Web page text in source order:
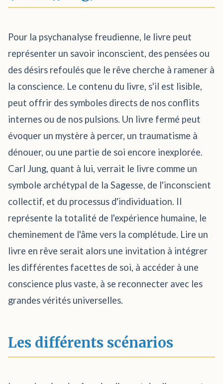
Pour la psychanalyse freudienne, le livre peut
représenter un savoir inconscient, des pensées ou
des désirs refoulés que le rêve cherche à ramener à
la conscience. Le contenu du livre, s'il est lisible,
peut offrir des symboles directs de nos conflits
internes ou de nos pulsions. Un livre fermé peut
évoquer un mystère à percer, un traumatisme à
dénouer, ou une partie de soi encore inexplorée.
Carl Jung, quant à lui, verrait le livre comme un
symbole archétypal de la Sagesse, de l'inconscient
collectif, et du processus d'individuation. Il
représente la totalité de l'expérience humaine, le
cheminement de l'âme vers la complétude. Lire un
livre en rêve serait alors une invitation à intégrer
les différentes facettes de soi, à accéder à une
conscience plus vaste, à se reconnecter avec les
grandes vérités universelles.
Les différents scénarios